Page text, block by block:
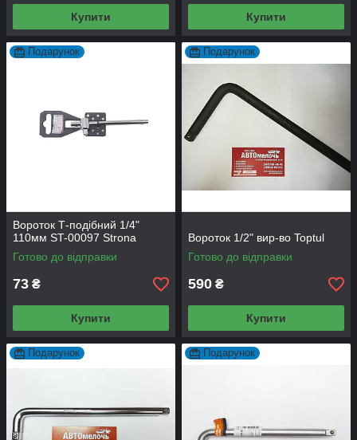
Купити Купити
Подарунок
Вороток Т-подібний 1/4"
110мм ST-00097 Strona
Готово до відправки
73 ₴
Купити
Подарунок
Вороток 1/2" вир-во Toptul
Готово до відправки
590 ₴
Купити
Подарунок Подарунок